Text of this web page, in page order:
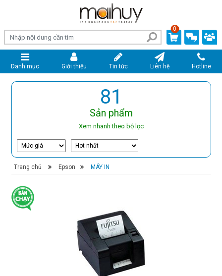
0
Danh mục Giới thiệu Tin tức Liên hệ Hotline
81
Sản phẩm
Xem nhanh theo bộ lọc
Trang chủ › Epson › MÁY IN